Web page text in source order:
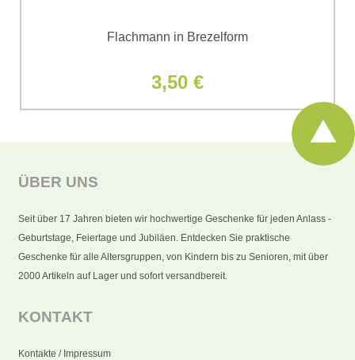
Flachmann in Brezelform
3,50 €
ÜBER UNS
Seit über 17 Jahren bieten wir hochwertige Geschenke für jeden Anlass -
Geburtstage, Feiertage und Jubiläen. Entdecken Sie praktische
Geschenke für alle Altersgruppen, von Kindern bis zu Senioren, mit über
2000 Artikeln auf Lager und sofort versandbereit.
KONTAKT
Kontakte / Impressum